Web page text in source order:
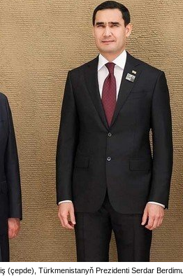
(çepde), Türkmenistanyň Prezidenti Serdar